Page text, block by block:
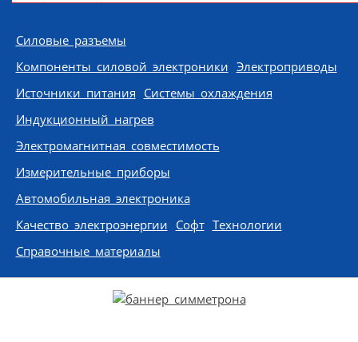
Skip to content
Силовые разъемы
Компоненты силовой электроники Электроприводы
Источники питания Системы охлаждения
Индукционный нагрев
Электромагнитная совместимость
Измерительные приборы
Автомобильная электроника
Качество электроэнергии Софт Технологии
Справочные материалы